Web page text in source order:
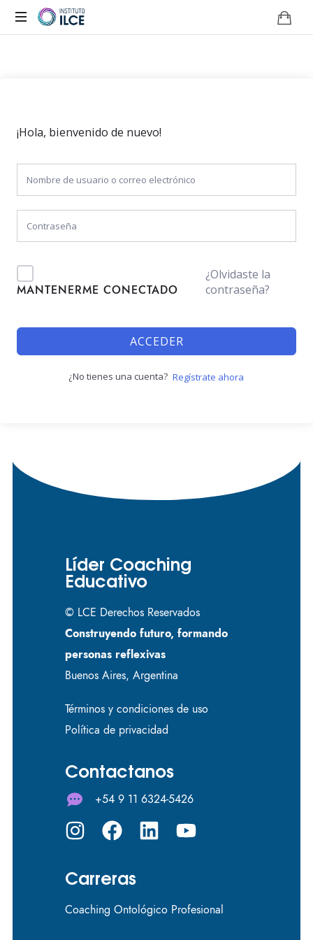
¡Hola, bienvenido de nuevo!
MANTENERME CONECTADO
¿Olvidaste la
contraseña?
ACCEDER
¿No tienes una cuenta? Regístrate ahora
Líder Coaching
Educativo
© LCE Derechos Reservados
Construyendo futuro, formando
personas reflexivas
Buenos Aires, Argentina
Términos y condiciones de uso
Política de privacidad
Contactanos
+54 9 11 6324-5426
Carreras
Coaching Ontológico Profesional